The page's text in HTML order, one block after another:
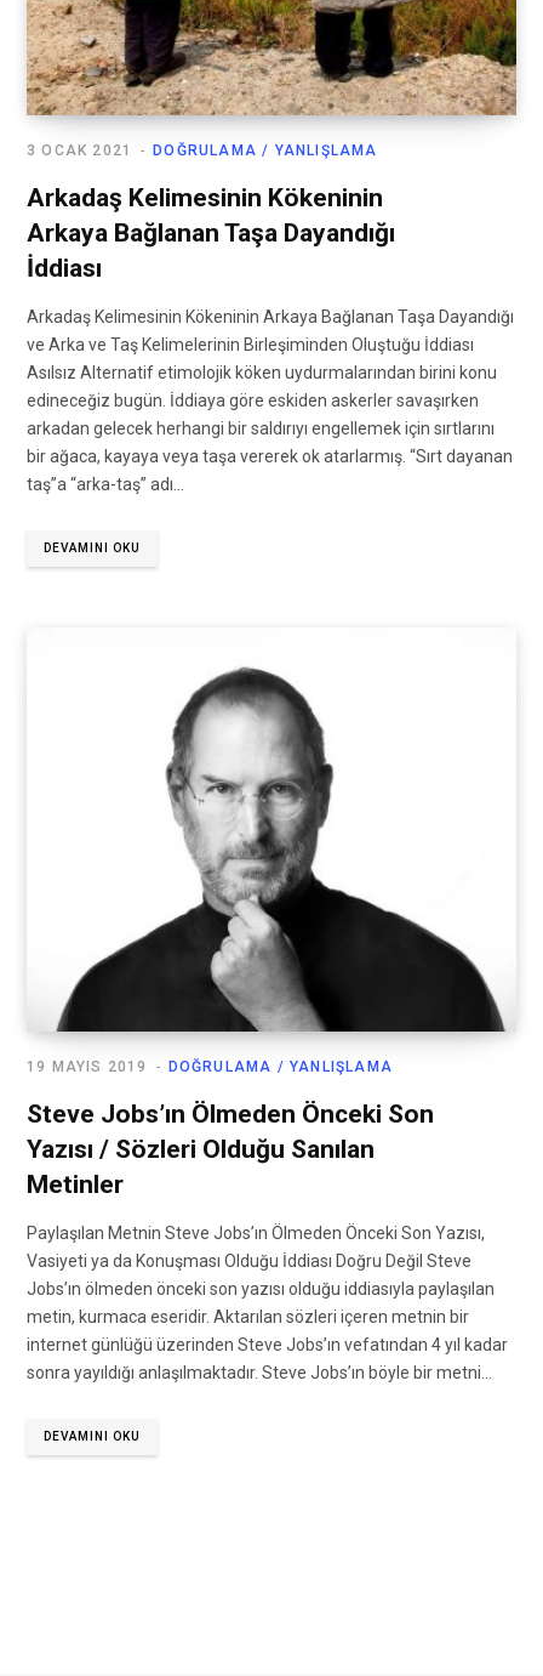
DOĞRULAMA / YANLIŞLAMA
3 OCAK 2021
Arkadaş Kelimesinin Kökeninin
Arkaya Bağlanan Taşa Dayandığı
İddiası
Arkadaş Kelimesinin Kökeninin Arkaya Bağlanan Taşa Dayandığı
ve Arka ve Taş Kelimelerinin Birleşiminden Oluştuğu İddiası
Asılsız Alternatif etimolojik köken uydurmalarından birini konu
edineceğiz bugün. İddiaya göre eskiden askerler savaşırken
arkadan gelecek herhangi bir saldırıyı engellemek için sırtlarını
bir ağaca, kayaya veya taşa vererek ok atarlarmış. “Sırt dayanan
taş”a “arka-taş” adı…
DEVAMINI OKU
DOĞRULAMA / YANLIŞLAMA
19 MAYIS 2019
Steve Jobs’ın Ölmeden Önceki Son
Yazısı / Sözleri Olduğu Sanılan
Metinler
Paylaşılan Metnin Steve Jobs’ın Ölmeden Önceki Son Yazısı,
Vasiyeti ya da Konuşması Olduğu İddiası Doğru Değil Steve
Jobs’ın ölmeden önceki son yazısı olduğu iddiasıyla paylaşılan
metin, kurmaca eseridir. Aktarılan sözleri içeren metnin bir
internet günlüğü üzerinden Steve Jobs’ın vefatından 4 yıl kadar
sonra yayıldığı anlaşılmaktadır. Steve Jobs’ın böyle bir metni…
DEVAMINI OKU